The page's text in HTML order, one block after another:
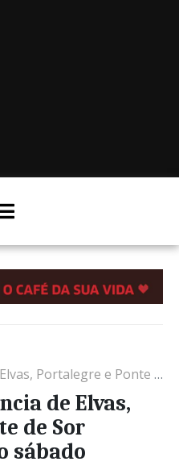
Ponte de Sor condicionados no sábado
de Elvas,
de Sor
sábado